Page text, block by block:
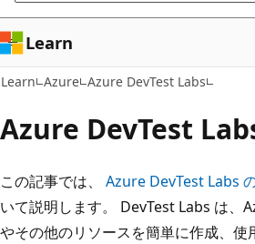
キ
ッ
プ
Learn
Learn Azure Azure DevTest Labs
Azure DevTest
この記事では、 Azure DevTest Labs
いて説明します。 DevTest Labs は、
やその他のリソースを簡単に作成、使